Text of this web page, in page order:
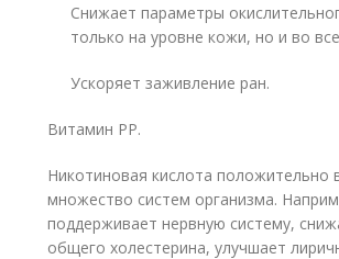
Снижает параметры
только на уровне кожи, но и во
Ускоряет заживление ран.
Витамин РР.
Никотиновая кислота положительно
множество систем организма.
поддерживает нервную систему,
общего холестерина, улучшает